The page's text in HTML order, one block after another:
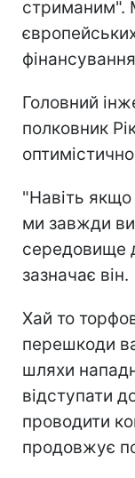
стриманим".
Головний
полковник
"Навіть якщо
ми завжди
середовище
зазначає він.
Хай то
перешкоди
шляхи
відступати
проводити
продовжує